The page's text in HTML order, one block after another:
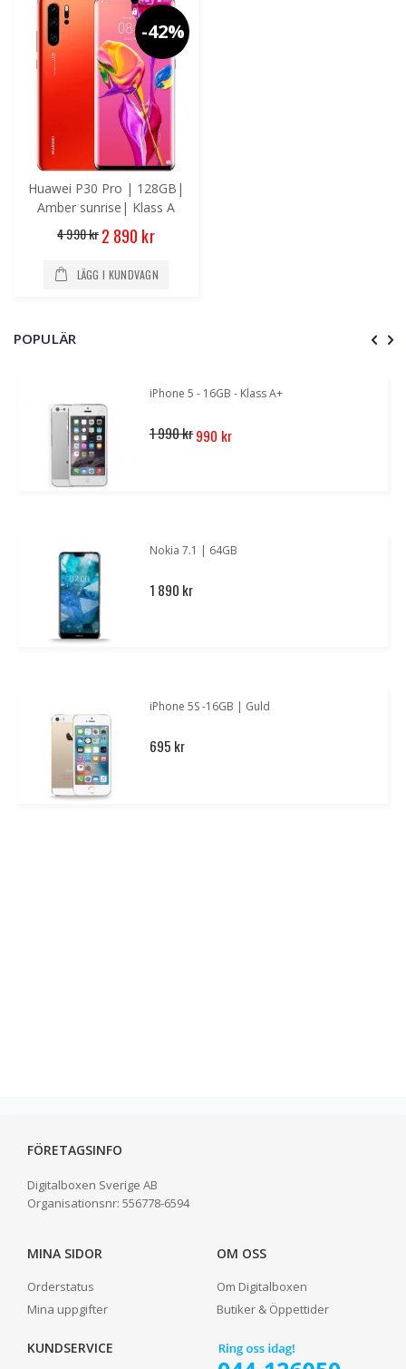
-42%
Huawei P30 Pro | 128GB|
Amber sunrise| Klass A
4 990 kr Special
Price
2 890 kr
LÄGG I KUNDVAGN
POPULÄR
iPhone 5 - 16GB - Klass A+
1 990 kr Special
Price
990 kr
Nokia 7.1 | 64GB
1 890 kr
iPhone 5S -16GB | Guld
695 kr
FÖRETAGSINFO
Digitalboxen Sverige AB
Organisationsnr: 556778-6594
MINA SIDOR
Orderstatus
Mina uppgifter
OM OSS
Om Digitalboxen
Butiker & Öppettider
KUNDSERVICE